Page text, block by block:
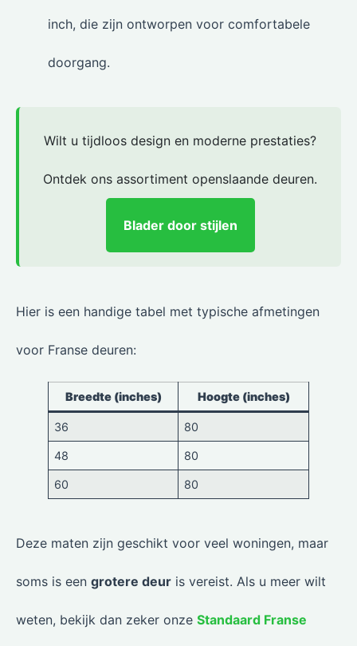
inch, die zijn ontworpen voor comfortabele
doorgang.
Wilt u tijdloos design en moderne prestaties?
Ontdek ons assortiment openslaande deuren.
Blader door stijlen
Hier is een handige tabel met typische afmetingen
voor Franse deuren:
Breedte (inches) Hoogte (inches)
36 80
48 80
60 80
Deze maten zijn geschikt voor veel woningen, maar
soms is een grotere deur is vereist. Als u meer wilt
weten, bekijk dan zeker onze Standaard Franse